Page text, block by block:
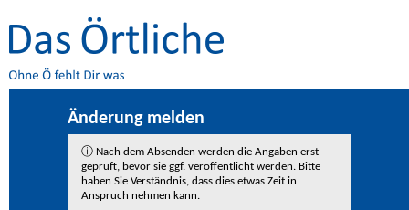
Änderung melden
ⓘ Nach dem Absenden werden die Angaben erst
geprüft, bevor sie ggf. veröffentlicht werden. Bitte
haben Sie Verständnis, dass dies etwas Zeit in
Anspruch nehmen kann.